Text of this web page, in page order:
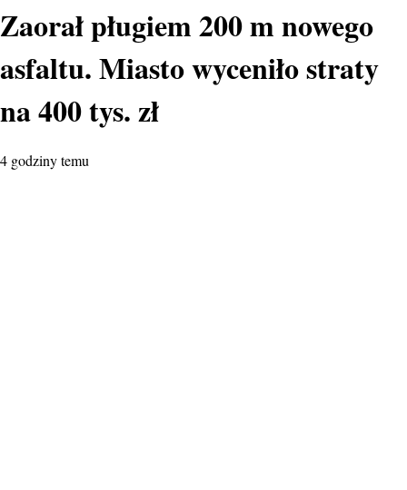
Zaorał pługiem 200 m nowego
asfaltu. Miasto wyceniło straty
na 400 tys. zł
4 godziny temu